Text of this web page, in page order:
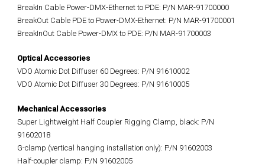
BreakIn Cable Power-DMX-Ethernet to PDE: P/N MAR-91700000
BreakOut Cable PDE to Power-DMX-Ethernet: P/N MAR-91700001
BreakInOut Cable Power-DMX to PDE: P/N MAR-91700003
Optical Accessories
VDO Atomic Dot Diffuser 60 Degrees: P/N 91610002
VDO Atomic Dot Diffuser 30 Degrees: P/N 91610005
Mechanical Accessories
Super Lightweight Half Coupler Rigging Clamp, black: P/N
91602018
G-clamp (vertical hanging installation only): P/N 91602003
Half-coupler clamp: P/N 91602005